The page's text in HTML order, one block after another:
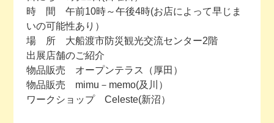
時 間 午前10時～午後4時(お店によって早じま
いの可能性あり）
場 所 大船渡市防災観光交流センター2階
出展店舗のご紹介
物品販売 オープンテラス（厚田）
物品販売 mimu－memo(及川）
ワークショップ Celeste(新沼）